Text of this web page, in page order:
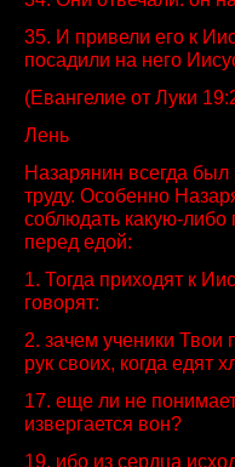
35. И привели его к
посадили на него
(Евангелие от Луки
Лень
Назарянин всегда был
труду. Особенно
соблюдать какую-либо
перед едой:
1. Тогда приходят к
говорят:
2. зачем ученики
рук своих, когда едят
17. еще ли не
извергается вон?
19. ибо из сердца